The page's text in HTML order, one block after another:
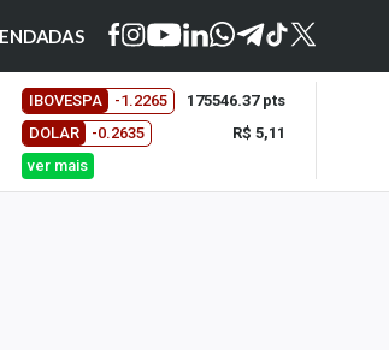
IBOVESPA -1.2265
175546.37 pts
DOLAR
-0.2635
R$ 5,11
ver mais